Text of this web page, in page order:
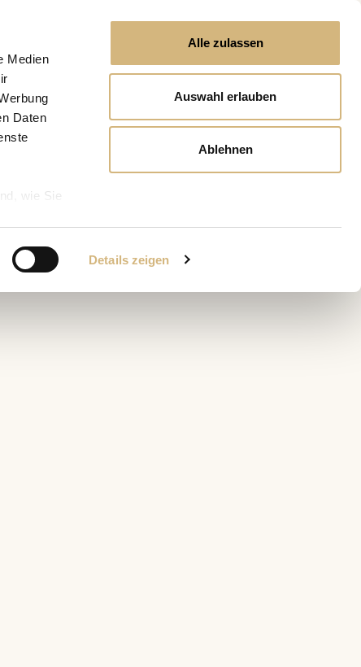
Medien
Daten
wie Sie
Details zeigen
Alle zulassen
Auswahl erlauben
Ablehnen